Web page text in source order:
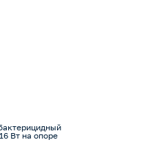
Вт на опоре